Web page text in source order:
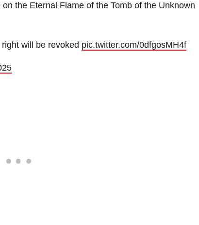
the Eternal Flame of the Tomb of the Unknown
will be revoked pic.twitter.com/0dfgosMH4f